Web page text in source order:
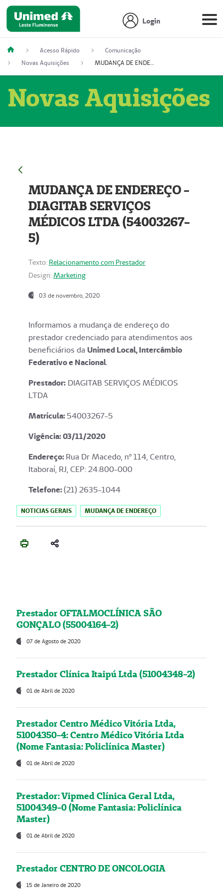
Login
Acesso Rápido
Comunicação
Novas Aquisições
MUDANÇA DE ENDEREÇO - DIAGITAB SERVIÇOS MÉDICOS LTDA (54003267-5)
Novas Aquisições
MUDANÇA DE ENDEREÇO -
DIAGITAB SERVIÇOS
MÉDICOS LTDA (54003267-
5)
Texto: Relacionamento com Prestador
Design: Marketing
03 de novembro, 2020
Informamos a mudança de endereço do
prestador credenciado para atendimentos aos
beneficiários da Unimed Local, Intercâmbio
Federativo e Nacional.
Prestador: DIAGITAB SERVIÇOS MÉDICOS
LTDA
Matrícula:54003267-5
Vigência: 03/11/2020
Endereço:Rua Dr Macedo, nº 114, Centro,
Itaboraí, RJ, CEP: 24.800-000
Telefone:(21) 2635-1044
NOTICIAS GERAIS MUDANÇA DE ENDEREÇO
Prestador OFTALMOCLÍNICA SÃO
GONÇALO (55004164-2)
07 de Agosto de 2020
Prestador Clínica Itaipú Ltda (51004348-2)
01 de Abril de 2020
Prestador Centro Médico Vitória Ltda,
51004350-4: Centro Médico Vitória Ltda
(Nome Fantasia: Policlínica Master)
01 de Abril de 2020
Prestador: Vipmed Clínica Geral Ltda,
51004349-0 (Nome Fantasia: Policlínica
Master)
01 de Abril de 2020
Prestador CENTRO DE ONCOLOGIA
15 de Janeiro de 2020